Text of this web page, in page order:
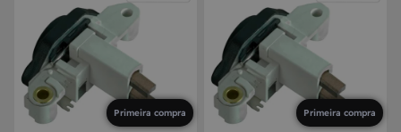
Primeira compra Primeira compra